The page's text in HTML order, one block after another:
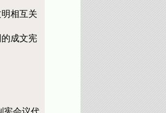
相互关
成文宪